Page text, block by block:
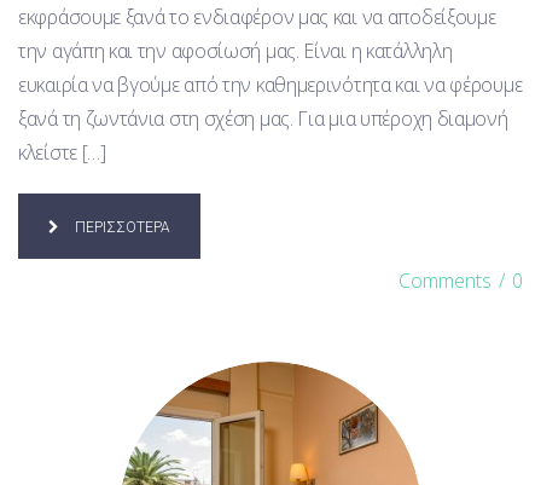
εκφράσουμε ξανά το ενδιαφέρον μας και να αποδείξουμε
την αγάπη και την αφοσίωσή μας. Είναι η κατάλληλη
ευκαιρία να βγούμε από την καθημερινότητα και να φέρουμε
ξανά τη ζωντάνια στη σχέση μας. Για μια υπέροχη διαμονή
κλείστε […]
ΠΕΡΙΣΣΟΤΕΡΑ
Comments / 0